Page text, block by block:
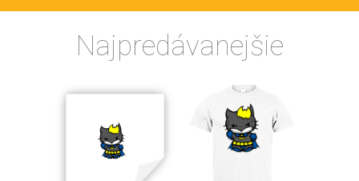
Najpredávanejšie